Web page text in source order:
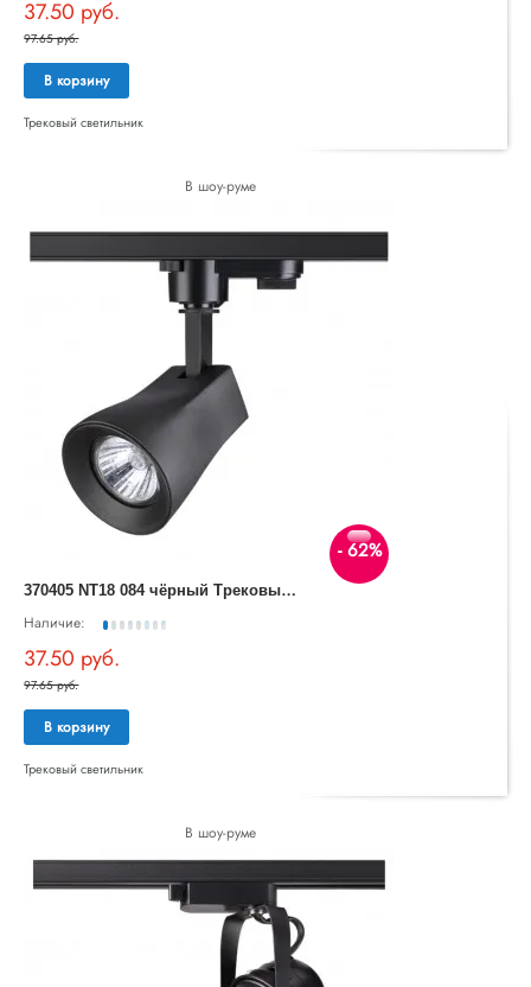
37.50 руб.
97.65 руб.
В корзину
Трековый светильник
В шоу-руме
- 62%
3
70405 NT18 084 чёрный Трековый светильник IP33 GU10 50W 110-265V PIPE
Наличие:
37.50 руб.
97.65 руб.
В корзину
Трековый светильник
В шоу-руме